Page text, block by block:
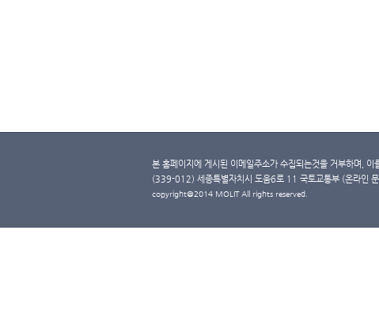
본 홈페이지에 게시된 이메일주소가 수집되는것을 거부하며,
(339-012) 세종특별자치시 도움6로 11 국토교통부 (온라
copyright@2014 MOLIT All rights reserved.